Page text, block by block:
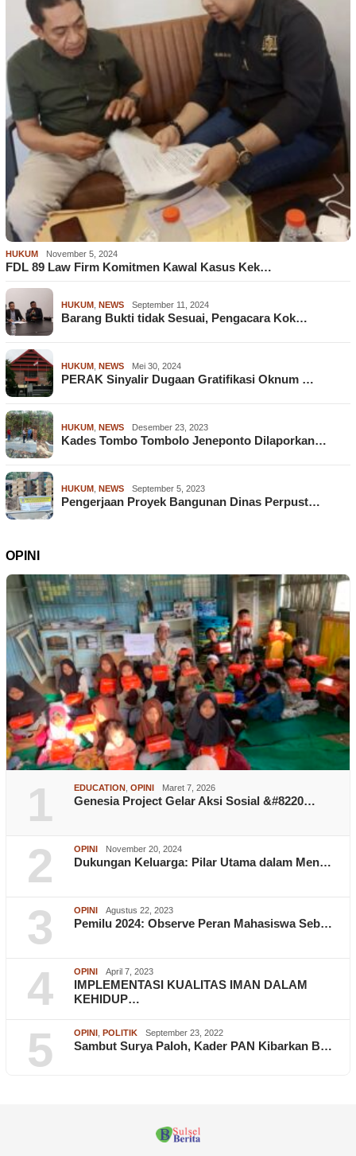
HUKUM November 5, 2024
FDL 89 Law Firm Komitmen Kawal Kasus Kek…
HUKUM NEWS September 11, 2024
Barang Bukti tidak Sesuai, Pengacara Kok…
HUKUM NEWS Mei 30, 2024
PERAK Sinyalir Dugaan Gratifikasi Oknum …
HUKUM NEWS Desember 23, 2023
Kades Tombo Tombolo Jeneponto Dilaporkan…
HUKUM NEWS September 5, 2023
Pengerjaan Proyek Bangunan Dinas Perpust…
OPINI
1 EDUCATION OPINI Maret 7, 2026
Genesia Project Gelar Aksi Sosial &#8220…
2 OPINI November 20, 2024
Dukungan Keluarga: Pilar Utama dalam Men…
3 OPINI Agustus 22, 2023
Pemilu 2024: Observe Peran Mahasiswa Seb…
4 OPINI April 7, 2023
IMPLEMENTASI KUALITAS IMAN DALAM
KEHIDUP…
5 OPINI POLITIK September 23, 2022
Sambut Surya Paloh, Kader PAN Kibarkan B…